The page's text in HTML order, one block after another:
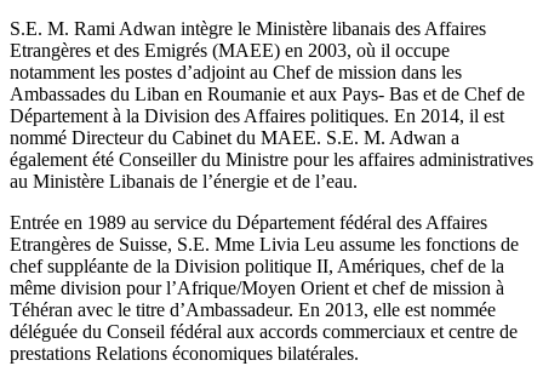
S.E. M. Rami Adwan intègre le Ministère libanais des Affaires
Etrangères et des Emigrés (MAEE) en 2003, où il occupe
notamment les postes d’adjoint au Chef de mission dans les
Ambassades du Liban en Roumanie et aux Pays- Bas et de Chef de
Département à la Division des Affaires politiques. En 2014, il est
nommé Directeur du Cabinet du MAEE. S.E. M. Adwan a
également été Conseiller du Ministre pour les affaires administratives
au Ministère Libanais de l’énergie et de l’eau.
Entrée en 1989 au service du Département fédéral des Affaires
Etrangères de Suisse, S.E. Mme Livia Leu assume les fonctions de
chef suppléante de la Division politique II, Amériques, chef de la
même division pour l’Afrique/Moyen Orient et chef de mission à
Téhéran avec le titre d’Ambassadeur. En 2013, elle est nommée
déléguée du Conseil fédéral aux accords commerciaux et centre de
prestations Relations économiques bilatérales.